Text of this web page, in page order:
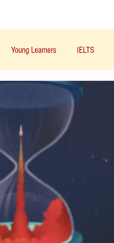
Young Learners IELTS
Business English
通告 Nutrition/营养